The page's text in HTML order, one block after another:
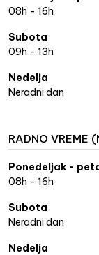
08h - 16h
Subota
09h - 13h
Nedelja
Neradni dan
RADNO VREME
Ponedeljak -
08h - 16h
Subota
Neradni dan
Nedelja